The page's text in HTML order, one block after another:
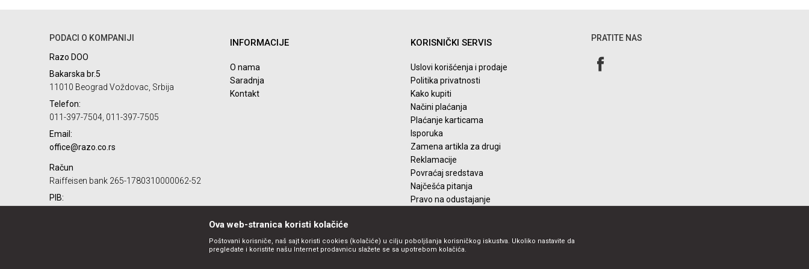
POŠALJI
PODACI O KOMPANIJI
Razo DOO
Bakarska br.5
11010 Beograd Voždovac, Srbija
Telefon:
011-397-7504, 011-397-7505
Email:
office@razo.co.rs
Račun
Raiffeisen bank 265-1780310000062-52
PIB:
INFORMACIJE
O nama
Saradnja
Kontakt
KORISNIČKI SERVIS
Uslovi korišćenja i prodaje
Politika privatnosti
Kako kupiti
Načini plaćanja
Plaćanje karticama
Isporuka
Zamena artikla za drugi
Reklamacije
Povraćaj sredstava
Najčešća pitanja
Pravo na odustajanje
PRATITE NAS
Ova web-stranica koristi kolačiće
Poštovani korisniče, naš sajt koristi cookies (kolačiće) u cilju poboljšanja korisničkog iskustva. Ukoliko nastavite da
pregledate i koristite našu Internet prodavnicu slažete se sa upotrebom kolačića.